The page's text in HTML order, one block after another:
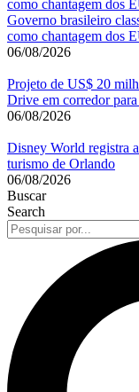
Governo brasileiro
como chantagem dos
06/08/2026
Projeto de US$ 20
Drive em corredor para
06/08/2026
Disney World registra
turismo de Orlando
06/08/2026
Buscar
Search